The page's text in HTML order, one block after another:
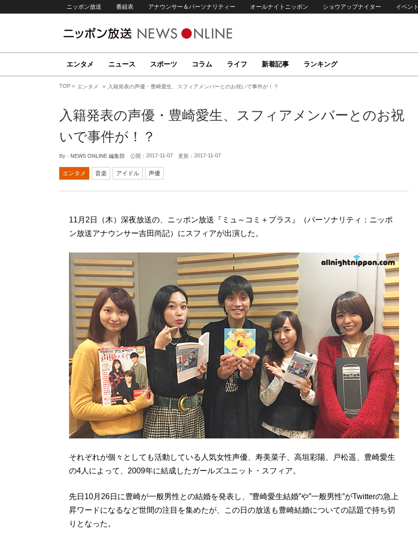
ニッポン放送 番組表 アナウンサー＆パーソナリティー オールナイトニッポン ショウアップナイター イベント
エンタメ ニュース スポーツ コラム ライフ 新着記事 ランキング
TOP エンタメ 入籍発表の声優・豊崎愛生、スフィアメンバーとのお祝いで事件が！？
入籍発表の声優・豊崎愛生、スフィアメンバーとのお祝
いで事件が！？
By - NEWS ONLINE 編集部 公開： 2017-11-07 更新： 2017-11-07
エンタメ 音楽 アイドル 声優
11月2日（木）深夜放送の、ニッポン放送『ミュ～コミ＋プラス』（パーソナリティ：ニッポ
ン放送アナウンサー吉田尚記）にスフィアが出演した。
それぞれが個々としても活動している人気女性声優、寿美菜子、高垣彩陽、戸松遥、豊崎愛生
の4人によって、2009年に結成したガールズユニット・スフィア。
先日10月26日に豊崎が一般男性との結婚を発表し、”豊崎愛生結婚”や”一般男性”がTwitterの急上
昇ワードになるなど世間の注目を集めたが、この日の放送も豊崎結婚についての話題で持ち切
りとなった。